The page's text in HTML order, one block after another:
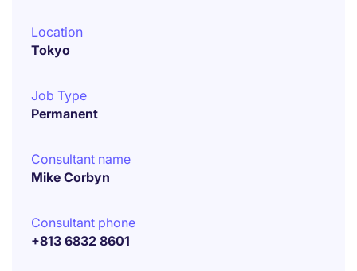
Location
Tokyo
Job Type
Permanent
Consultant name
Mike Corbyn
Consultant phone
+813 6832 8601